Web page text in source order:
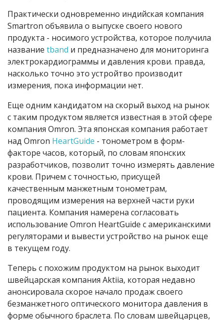
Практически одновременно индийская компания
Smartron объявила о выпуске своего нового
продукта - носимого устройства, которое получила
название tband и предназначено для мониторинга
электрокардиограммы и давления крови. правда,
насколько точно это устройтво производит
измерения, пока информации нет.
Еще одним кандидатом на скорый выход на рынок
с таким продуктом является известная в этой сфере
компания Omron. Эта японская компания работает
над Omron HeartGuide - тонометром в форм-
факторе часов, который, по словам японских
разработчиков, позволит точно измерять давление
крови. Причем с точностью, присущей
качественным манжетным тонометрам,
проводящим измерения на верхней части руки
пациента. Компания намерена согласовать
использование Omron HeartGuide с американскими
регуляторами и вывести устройство на рынок еще
в текущем году.
Теперь с похожим продуктом на рынок выходит
швейцарская компания Aktiia, которая недавно
анонсировала скорое начало продаж своего
безманжетного оптического монитора давления в
форме обычного браслета. По словам швейцарцев,